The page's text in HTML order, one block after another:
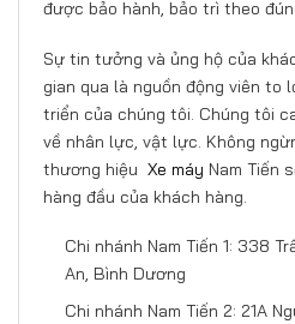
được bảo hành, bảo trì theo
Sự tin tưởng và ủng hộ của
gian qua là nguồn động viên
triển của chúng tôi. Chúng tôi
về nhân lực, vật lực. Không
thương hiệu Xe máy Nam Tiến
hàng đầu của khách hàng.
Chi nhánh Nam Tiến 1: 338
An, Bình Dương
Chi nhánh Nam Tiến 2: 21A